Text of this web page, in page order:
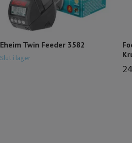
Eheim Twin Feeder 3582
Slut i lager